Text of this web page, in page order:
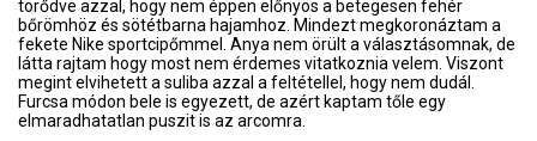
törődve azzal, hogy nem éppen előnyös a betegesen fehér
bőrömhöz és sötétbarna hajamhoz. Mindezt megkoronáztam a
fekete Nike sportcipőmmel. Anya nem örült a választásomnak, de
látta rajtam hogy most nem érdemes vitatkoznia velem. Viszont
megint elvihetett a suliba azzal a feltétellel, hogy nem dudál.
Furcsa módon bele is egyezett, de azért kaptam tőle egy
elmaradhatatlan puszit is az arcomra.